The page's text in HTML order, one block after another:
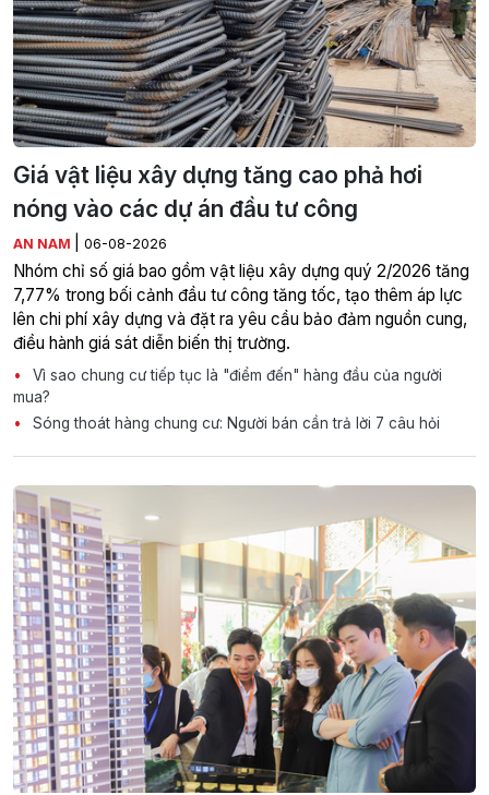
Giá vật liệu xây dựng tăng cao phả hơi
nóng vào các dự án đầu tư công
AN NAM 06-08-2026
Nhóm chỉ số giá bao gồm vật liệu xây dựng quý 2/2026 tăng
7,77% trong bối cảnh đầu tư công tăng tốc, tạo thêm áp lực
lên chi phí xây dựng và đặt ra yêu cầu bảo đảm nguồn cung,
điều hành giá sát diễn biến thị trường.
Vì sao chung cư tiếp tục là "điểm đến" hàng đầu của người
mua?
Sóng thoát hàng chung cư: Người bán cần trả lời 7 câu hỏi